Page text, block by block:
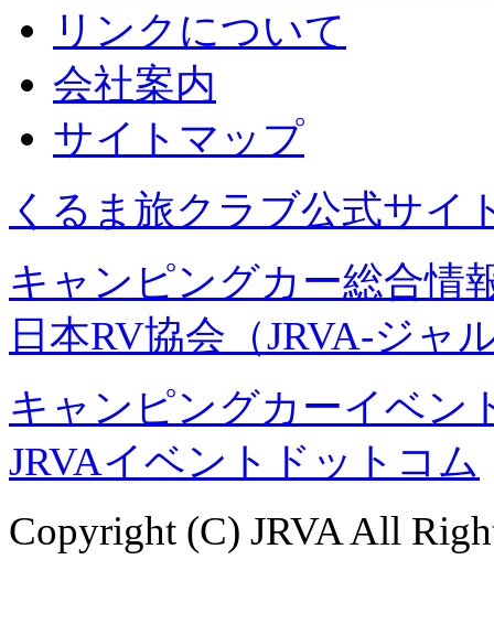
リンクについて
会社案内
サイトマップ
くるま旅クラブ公式サイ
キャンピングカー総合情
日本RV協会（JRVA-ジャ
キャンピングカーイベン
JRVAイベントドットコム
Copyright (C) JRVA All